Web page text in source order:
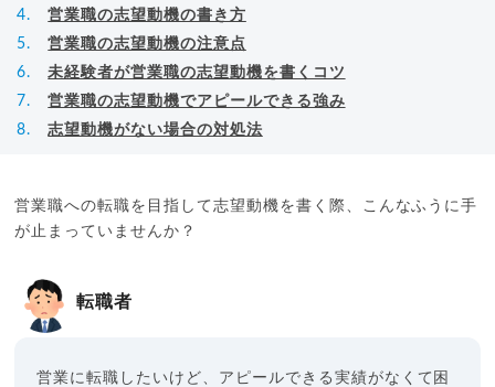
営業職の志望動機の書き方
営業職の志望動機の注意点
未経験者が営業職の志望動機を書くコツ
営業職の志望動機でアピールできる強み
志望動機がない場合の対処法
営業職への転職を目指して志望動機を書く際、こんなふうに手
が止まっていませんか？
転職者
営業に転職したいけど、アピールできる実績がなくて困